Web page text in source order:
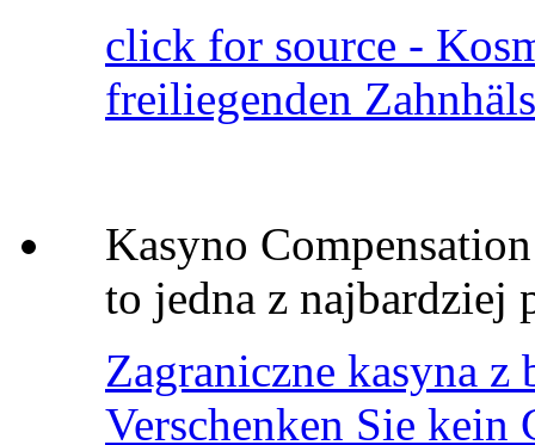
click for source -
freiliegenden
Kasyno
to jedna z
Zagraniczne kasyna z
Verschenken Sie kein